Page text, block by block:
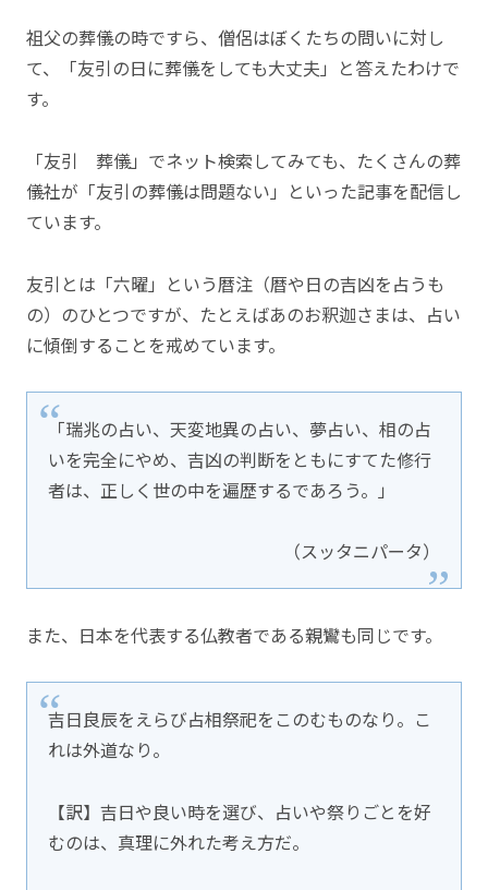
祖父の葬儀の時ですら、僧侶はぼくたちの問いに対し
て、「友引の日に葬儀をしても大丈夫」と答えたわけで
す。
「友引 葬儀」でネット検索してみても、たくさんの葬
儀社が「友引の葬儀は問題ない」といった記事を配信し
ています。
友引とは「六曜」という暦注（暦や日の吉凶を占うも
の）のひとつですが、たとえばあのお釈迦さまは、占い
に傾倒することを戒めています。
「瑞兆の占い、天変地異の占い、夢占い、相の占
いを完全にやめ、吉凶の判断をともにすてた修行
者は、正しく世の中を遍歴するであろう。」
（スッタニパータ）
また、日本を代表する仏教者である親鸞も同じです。
吉日良辰をえらび占相祭祀をこのむものなり。こ
れは外道なり。
【訳】吉日や良い時を選び、占いや祭りごとを好
むのは、真理に外れた考え方だ。